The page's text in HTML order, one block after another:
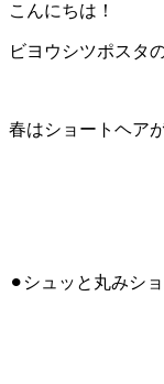
こんにちは！
ビヨウシツポスタ
春はショートヘア
⚫︎シュッと丸みシ